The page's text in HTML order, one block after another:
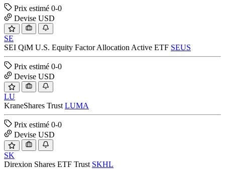
Prix estimé 0-0
Devise USD
SE
SEI QiM U.S. Equity Factor Allocation Active ETF SEUS
Prix estimé 0-0
Devise USD
LU
KraneShares Trust LUMA
Prix estimé 0-0
Devise USD
SK
Direxion Shares ETF Trust SKHL